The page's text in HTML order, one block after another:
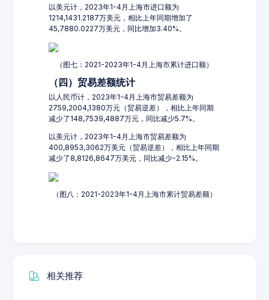
以美元计，2023年1-4月上海市进口额为
1214,1431.2187万美元，相比上年同期增加了
45,7880.0227万美元，同比增加3.40%。
（图七：2021-2023年1-4月上海市累计进口额）
（四）贸易差额统计
以人民币计，2023年1-4月上海市贸易差额为
2759,2004,1380万元（贸易逆差），相比上年同期
减少了148,7539,4887万元，同比减少5.7%。
以美元计，2023年1-4月上海市贸易差额为
400,8953,3062万美元（贸易逆差），相比上年同期
减少了8,8126,8647万美元，同比减少-2.15%。
（图八：2021-2023年1-4月上海市累计贸易差额）
相关推荐